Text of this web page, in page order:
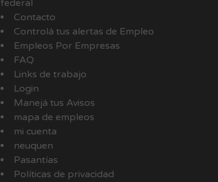
federal
Contacto
Controlá tus alertas de Empleo
Empleos Por Empresas
FAQ
Links de trabajo
Login
Manejá tus Avisos
mapa de empleos
mi cuenta
neuquen
Pasantías
Políticas de privacidad